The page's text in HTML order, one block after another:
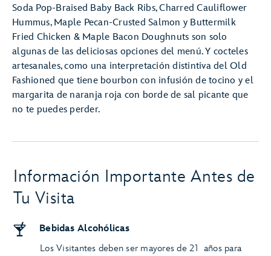
Soda Pop-Braised Baby Back Ribs, Charred Cauliflower
Hummus, Maple Pecan-Crusted Salmon y Buttermilk
Fried Chicken & Maple Bacon Doughnuts son solo
algunas de las deliciosas opciones del menú. Y cocteles
artesanales, como una interpretación distintiva del Old
Fashioned que tiene bourbon con infusión de tocino y el
margarita de naranja roja con borde de sal picante que
no te puedes perder.
Información Importante Antes de
Tu Visita
Bebidas Alcohólicas
Los Visitantes deben ser mayores de 21 años para